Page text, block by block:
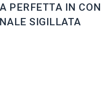
PERFETTA IN
SIGILLATA